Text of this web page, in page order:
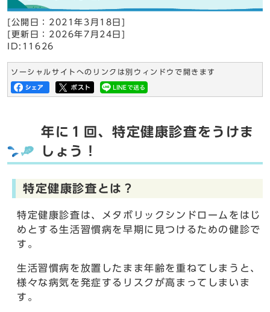
[公開日： 2021年3月18日
[更新日： 2026年7月24日
ID:11626
ソーシャルサイトへのリンクは別ウィンドウで開きます
年に１回、特定健康診査をうけま
しょう！
特定健康診査とは？
特定健康診査は、メタボリックシンドロームをはじ
めとする生活習慣病を早期に見つけるための健診で
す。
生活習慣病を放置したまま年齢を重ねてしまうと、
様々な病気を発症するリスクが高まってしまいま
す。